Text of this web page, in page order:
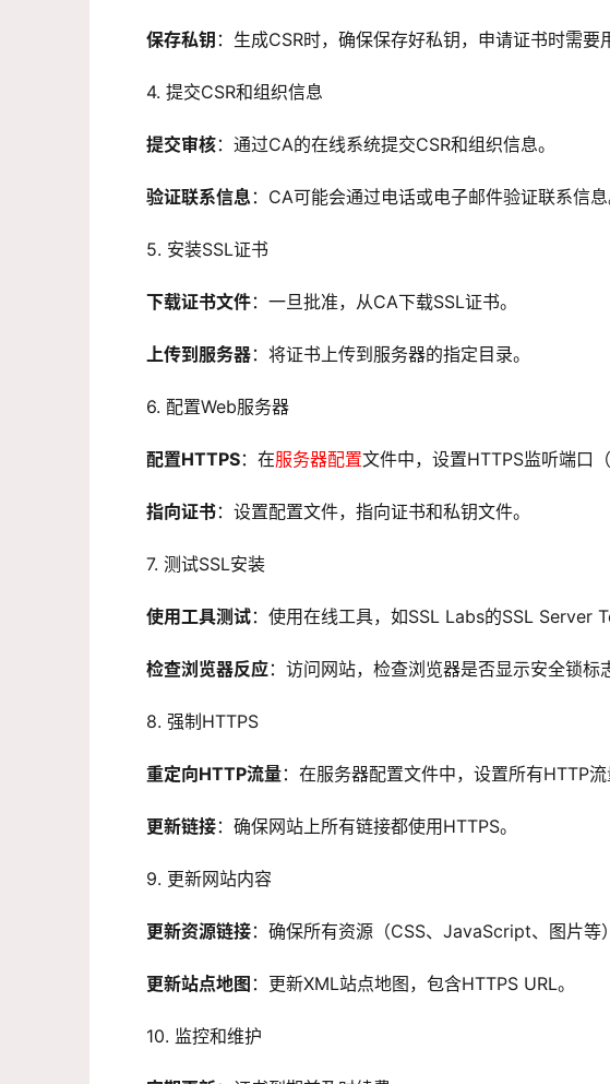
保存私钥 ：生成CSR时，确保保存好私钥，申请证书时需要
4. 提交CSR和组织信息
提交审核：通过CA的在线系统提交CSR和组织信息。
验证联系信息：CA可能会通过电话或电子邮件验证联系信息
5. 安装SSL证书
下载证书文件：一旦批准，从CA下载SSL证书。
上传到服务器：将证书上传到服务器的指定目录。
6. 配置Web服务器
配置HTTPS：在服务器配置文件中，设置HTTPS监听端口
指向证书：设置配置文件，指向证书和私钥文件。
7. 测试SSL安装
使用工具测试：使用在线工具，如SSL Labs的SSL Server
检查浏览器反应：访问网站，检查浏览器是否显示安全锁标
8. 强制HTTPS
重定向HTTP流量：在服务器配置文件中，设置所有HTTP流
更新链接：确保网站上所有链接都使用HTTPS。
9. 更新网站内容
更新资源链接：确保所有资源（CSS、JavaScript、图片等
更新站点地图 ：更新XML站点地图，包含HTTPS URL。
10. 监控和维护